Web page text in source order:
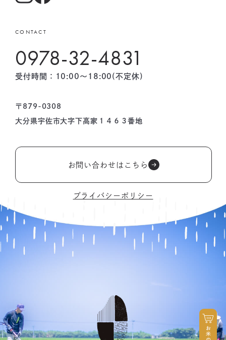
CONTACT
0978-32-4831
受付時間：10:00〜18:00(不定休)
〒879-0308
大分県宇佐市大字下高家１４６３番地
お問い合わせはこちら
プライバシーポリシー